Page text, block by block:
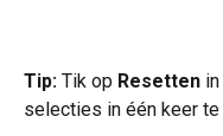
Tip: Tik op Resetten
selecties in één keer